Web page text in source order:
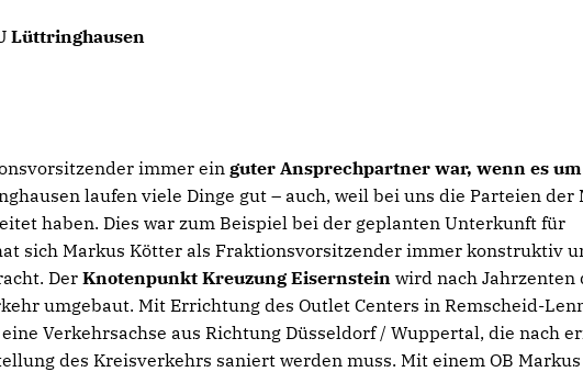
Lüttringhausen
immer ein guter Ansprechpartner war, wenn es um
laufen viele Dinge gut – auch, weil bei uns die Parteien der
haben. Dies war zum Beispiel bei der geplanten Unterkunft für
sich Markus Kötter als Fraktionsvorsitzender immer konstruktiv
DerKnotenpunkt Kreuzung Eisernstein wird nach Jahrzenten
umgebaut. Mit Errichtung des Outlet Centers in Remscheid-
Verkehrsachse aus Richtung Düsseldorf / Wuppertal, die nach
des Kreisverkehrs saniert werden muss. Mit einem OB